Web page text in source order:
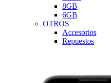
8GB
6GB
OTROS
Accesorios
Repuestos